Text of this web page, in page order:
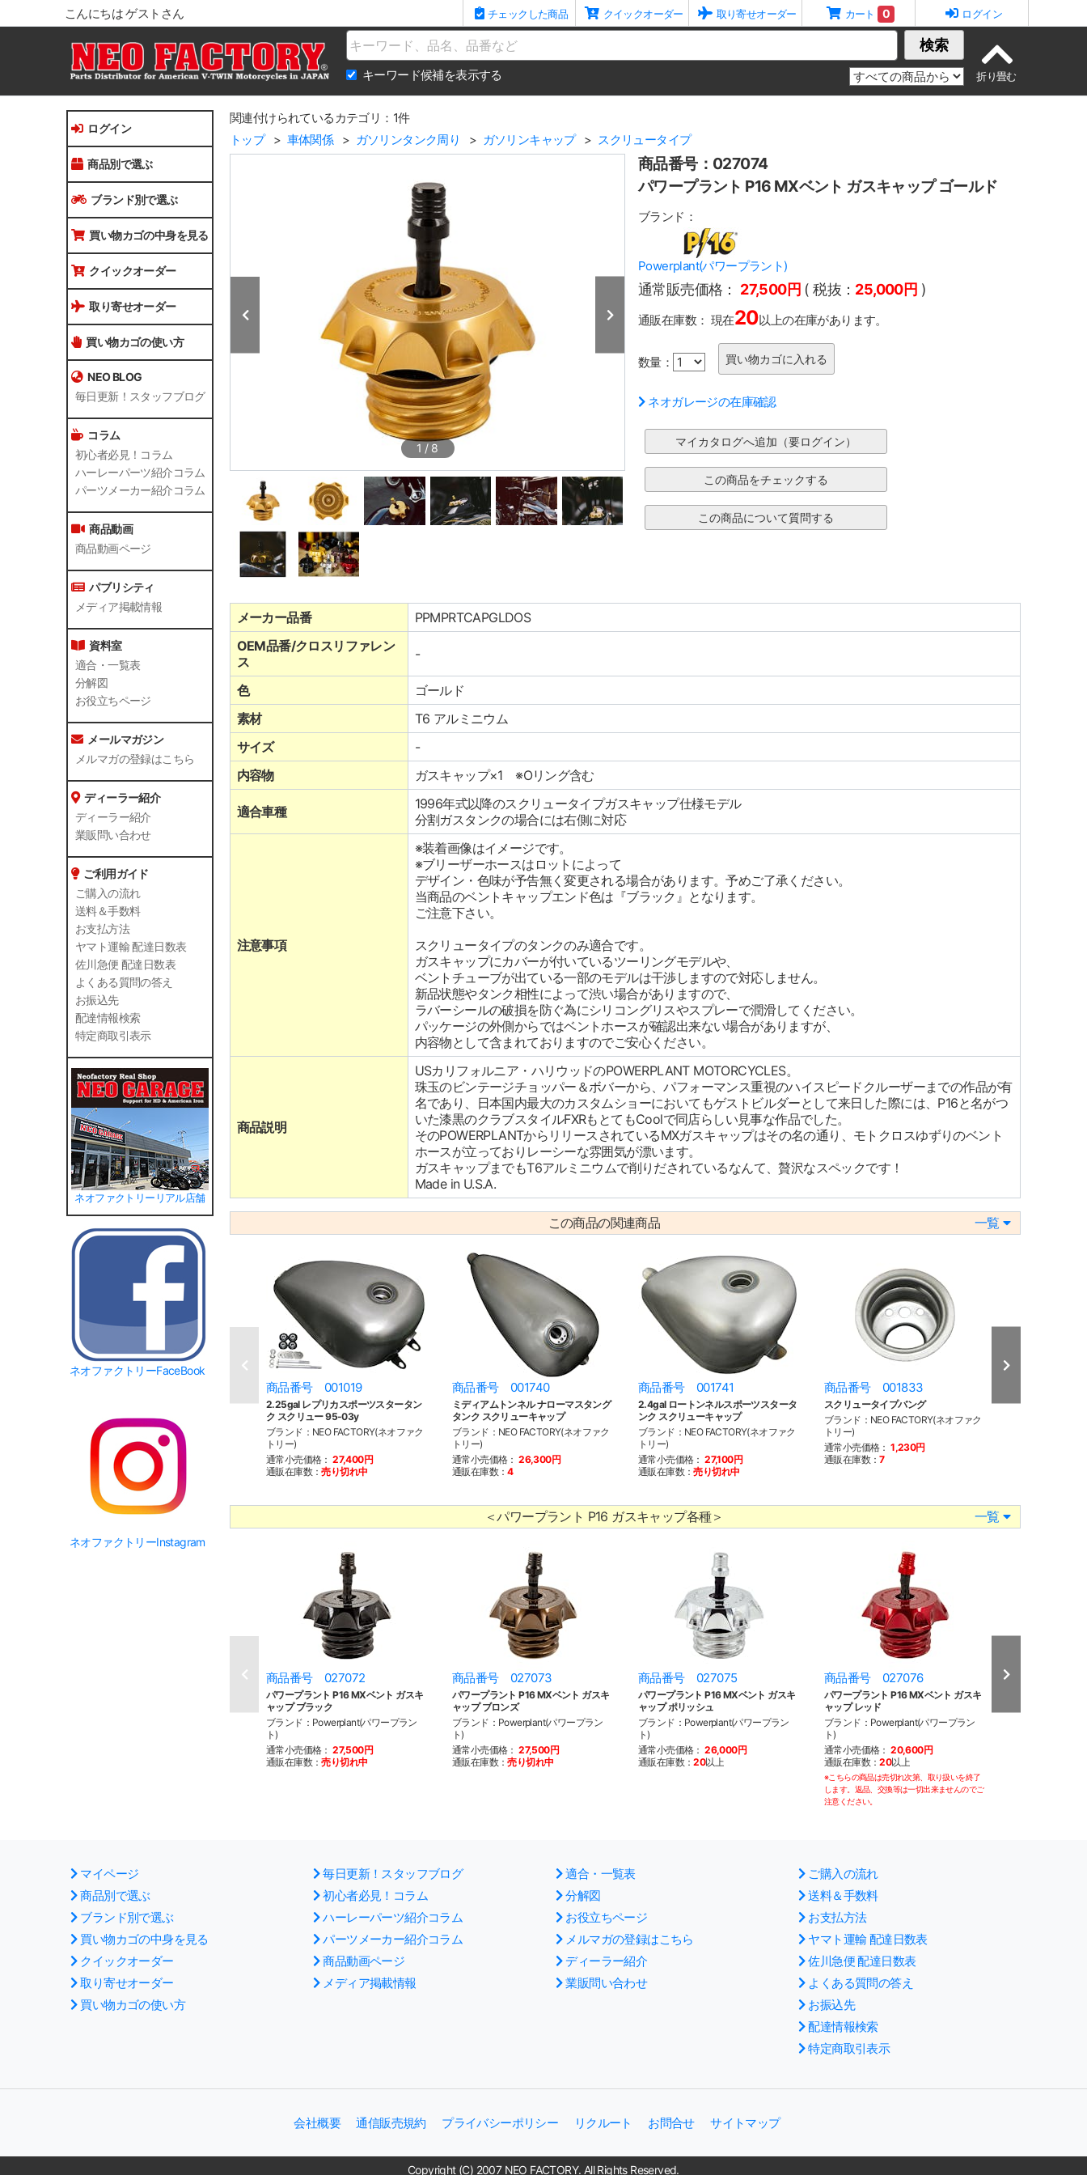
こんにちは ゲストさん チェックした商品 クイックオーダー 取り寄せオーダー カート 0 ログイン
Name 検索
キーワード候補を表示する
ログイン
商品別で選ぶ
ブランド別で選ぶ
買い物カゴの中身を見る
クイックオーダー
取り寄せオーダー
買い物カゴの使い方
NEO BLOG
毎日更新！スタッフブログ
コラム
初心者必見！コラム
ハーレーパーツ紹介コラム
パーツメーカー紹介コラム
商品動画
商品動画ページ
パブリシティ
メディア掲載情報
資料室
適合・一覧表
分解図
お役立ちページ
メールマガジン
メルマガの登録はこちら
ディーラー紹介
ディーラー紹介
業販問い合わせ
ご利用ガイド
ご購入の流れ
送料＆手数料
お支払方法
ヤマト運輸 配達日数表
佐川急便 配達日数表
よくある質問の答え
お振込先
配達情報検索
特定商取引表示
ネオファクトリーリアル店舗
ネオファクトリーFaceBook
ネオファクトリーInstagram
関連付けられているカテゴリ：1件
トップ
車体関係 ガソリンタンク周り ガソリンキャップ スクリュータイプ
1 / 8
商品番号：027074
パワープラント P16 MXベント ガスキャップ ゴールド
ブランド：
Powerplant(パワープラント)
通常販売価格： 27,500円 ( 税抜： 25,000円 )
通販在庫数： 現在20以上の在庫があります。
数量：
ネオガレージの在庫確認
メーカー品番
PPMPRTCAPGLDOS
OEM品番/クロスリファレン
ス
-
色
ゴールド
素材
T6 アルミニウム
サイズ
-
内容物
ガスキャップ×1 ※Oリング含む
適合車種
1996年式以降のスクリュータイプガスキャップ仕様モデル
分割ガスタンクの場合には右側に対応
注意事項
※装着画像はイメージです。
※ブリーザーホースはロットによって
デザイン・色味が予告無く変更される場合があります。予めご了承ください。
当商品のベントキャップエンド色は『ブラック』となります。
ご注意下さい。
スクリュータイプのタンクのみ適合です。
ガスキャップにカバーが付いているツーリングモデルや、
ベントチューブが出ている一部のモデルは干渉しますので対応しません。
新品状態やタンク相性によって渋い場合がありますので、
ラバーシールの破損を防ぐ為にシリコングリスやスプレーで潤滑してください。
パッケージの外側からではベントホースが確認出来ない場合がありますが、
内容物として含まれておりますのでご安心ください。
商品説明
USカリフォルニア・ハリウッドのPOWERPLANT MOTORCYCLES。
珠玉のビンテージチョッパー＆ボバーから、パフォーマンス重視のハイスピードクルーザーまでの作品が有
名であり、日本国内最大のカスタムショーにおいてもゲストビルダーとして来日した際には、P16と名がつ
いた漆黒のクラブスタイルFXRもとてもCoolで同店らしい見事な作品でした。
そのPOWERPLANTからリリースされているMXガスキャップはその名の通り、モトクロスゆずりのベント
ホースが立っておりレーシーな雰囲気が漂います。
ガスキャップまでもT6アルミニウムで削りだされているなんて、贅沢なスペックです！
Made in U.S.A.
この商品の関連商品 一覧
商品番号 001019
2.25gal レプリカスポーツスタータン
ク スクリュー 95-03y
ブランド：NEO FACTORY(ネオファク
トリー)
通常小売価格： 27,400円
通販在庫数：売り切れ中
商品番号 001740
ミディアムトンネル ナローマスタング
タンク スクリューキャップ
ブランド：NEO FACTORY(ネオファク
トリー)
通常小売価格： 26,300円
通販在庫数：4
商品番号 001741
2.4gal ロートンネルスポーツスタータ
ンク スクリューキャップ
ブランド：NEO FACTORY(ネオファク
トリー)
通常小売価格： 27,100円
通販在庫数：売り切れ中
商品番号 001833
スクリュータイプバング
ブランド：NEO FACTORY(ネオファク
トリー)
通常小売価格： 1,230円
通販在庫数：7
レプリカ スポー
＜パワープラント P16 ガスキャップ各種＞ 一覧
商品番号 027072
パワープラント P16 MXベント ガスキ
ャップ ブラック
ブランド：Powerplant(パワープラン
ト)
通常小売価格： 27,500円
通販在庫数：売り切れ中
商品番号 027073
パワープラント P16 MXベント ガスキ
ャップ ブロンズ
ブランド：Powerplant(パワープラン
ト)
通常小売価格： 27,500円
通販在庫数：売り切れ中
商品番号 027075
パワープラント P16 MXベント ガスキ
ャップ ポリッシュ
ブランド：Powerplant(パワープラン
ト)
通常小売価格： 26,000円
通販在庫数：20以上
商品番号 027076
パワープラント P16 MXベント ガスキ
ャップ レッド
ブランド：Powerplant(パワープラン
ト)
通常小売価格： 20,600円
通販在庫数：20以上
※こちらの商品は売切れ次第、取り扱いを終了
します。返品、交換等は一切出来ませんのでご
注意ください。
マイページ
商品別で選ぶ
ブランド別で選ぶ
買い物カゴの中身を見る
クイックオーダー
取り寄せオーダー
買い物カゴの使い方
毎日更新！スタッフブログ
初心者必見！コラム
ハーレーパーツ紹介コラム
パーツメーカー紹介コラム
商品動画ページ
メディア掲載情報
適合・一覧表
分解図
お役立ちページ
メルマガの登録はこちら
ディーラー紹介
業販問い合わせ
ご購入の流れ
送料＆手数料
お支払方法
ヤマト運輸 配達日数表
佐川急便 配達日数表
よくある質問の答え
お振込先
配達情報検索
特定商取引表示
会社概要 通信販売規約 プライバシーポリシー リクルート お問合せ サイトマップ
Copyright (C) 2007 NEO FACTORY. All Rights Reserved.